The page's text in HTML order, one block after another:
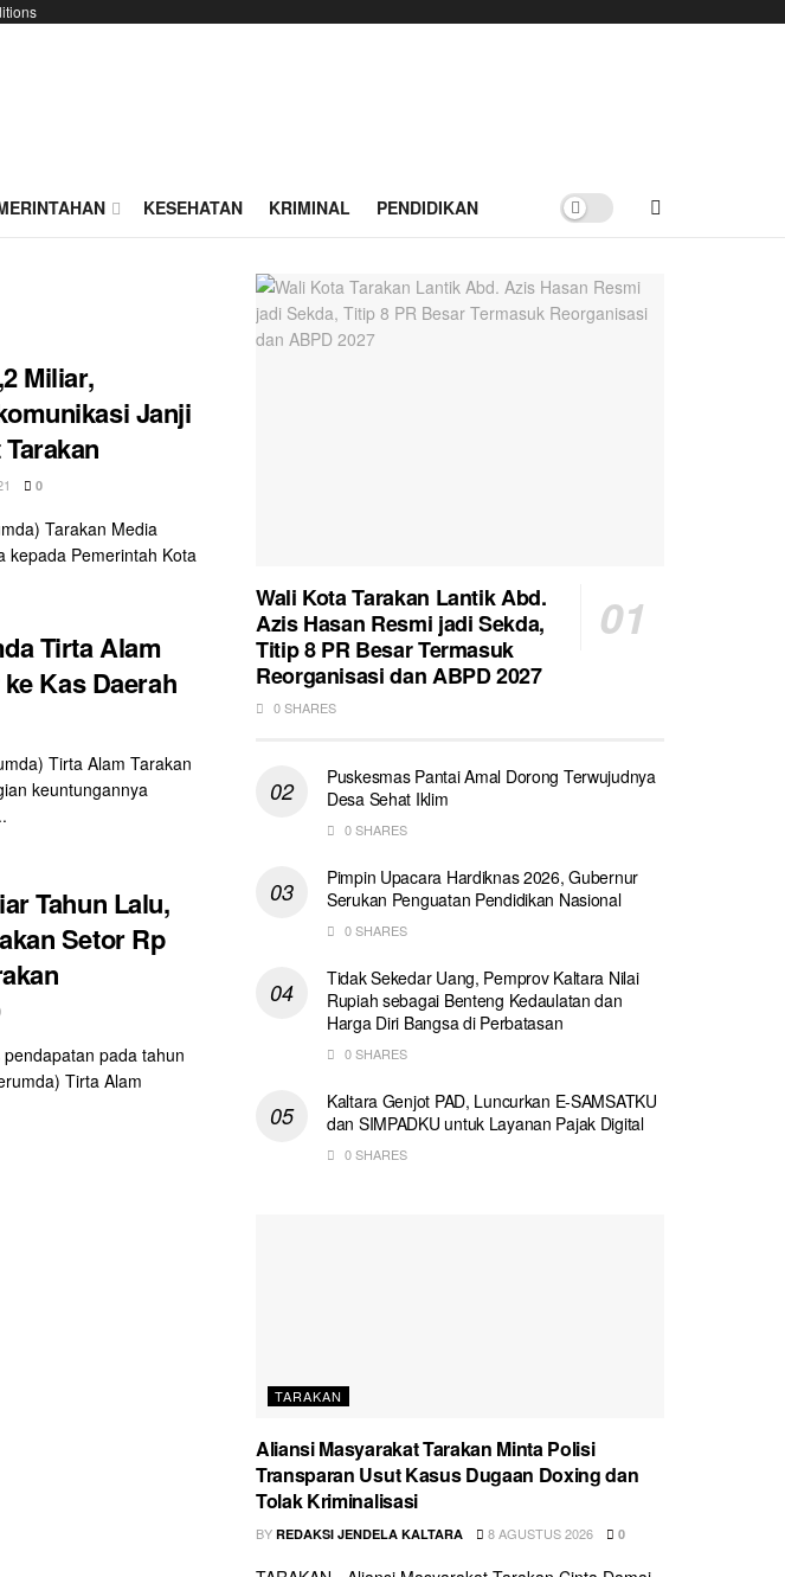
KESEHATAN KRIMINAL PENDIDIKAN
Miliar,
Janji
0
Tarakan Media
kepada Pemerintah Kota
Tirta Alam
Kas Daerah
Tirta Alam Tarakan
keuntungannya
Tahun Lalu,
Setor Rp
pada tahun
Tirta Alam
Wali Kota Tarakan Lantik Abd.
Azis Hasan Resmi jadi Sekda,
Titip 8 PR Besar Termasuk
Reorganisasi dan ABPD 2027
0 SHARES
Puskesmas Pantai Amal Dorong Terwujudnya
Desa Sehat Iklim
0 SHARES
Pimpin Upacara Hardiknas 2026, Gubernur
Serukan Penguatan Pendidikan Nasional
0 SHARES
Tidak Sekedar Uang, Pemprov Kaltara Nilai
Rupiah sebagai Benteng Kedaulatan dan
Harga Diri Bangsa di Perbatasan
0 SHARES
Kaltara Genjot PAD, Luncurkan E-SAMSATKU
dan SIMPADKU untuk Layanan Pajak Digital
0 SHARES
TARAKAN
Aliansi Masyarakat Tarakan Minta Polisi
Transparan Usut Kasus Dugaan Doxing dan
Tolak Kriminalisasi
BY REDAKSI JENDELA KALTARA 8 AGUSTUS 2026 0